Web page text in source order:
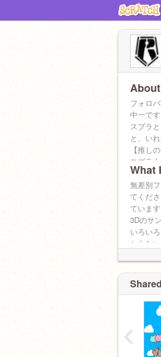
フォロ
中一です
スプラ
と、い
【推し
スプラ
スプラ
クタシ
なATは
です。
What
無差別
てくだ
ています
3Dのサ
いろい
からな
https://
↑このス
‹